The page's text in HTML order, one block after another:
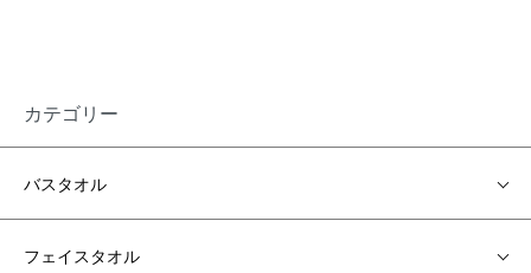
カテゴリー
バスタオル
フェイスタオル